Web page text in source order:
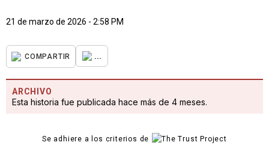
21 de marzo de 2026 - 2:58 PM
COMPARTIR ...
ARCHIVO
Esta historia fue publicada hace más de 4 meses.
Se adhiere a los criterios de